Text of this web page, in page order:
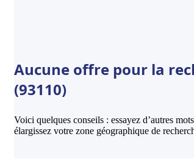
Aucune offre pour la
(93110)
Voici quelques conseils : essayez d’autres
élargissez votre zone géographique de